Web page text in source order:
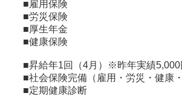
■雇用保険
■労災保険
■厚生年金
■健康保険
■昇給年1回（4月）※昨年実績5,000
■社会保険完備（雇用・労災・健康
■定期健康診断